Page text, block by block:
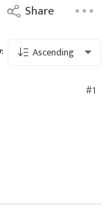
Share
Ascending
#1